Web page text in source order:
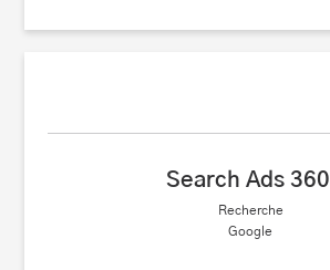
Search Ads 360
Recherche
Google